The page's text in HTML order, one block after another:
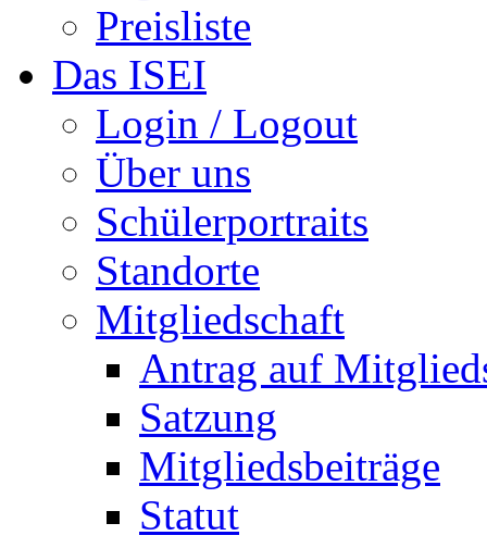
Preisliste
Das ISEI
Login / Logout
Über uns
Schülerportraits
Standorte
Mitgliedschaft
Antrag auf
Satzung
Mitgliedsbeiträge
Statut